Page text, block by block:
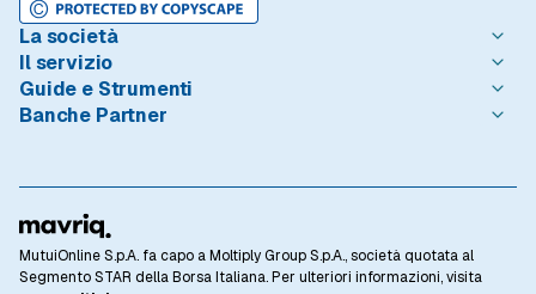
Acquista la casa dei tuoi sogni con un mutuo
La società
Chi è MutuiOnline.it
Contatta MutuiOnline.it
Opinioni degli Utenti
Linee guida editoriali
Rassegna Stampa
Lavora con Noi
Investor Relations
Il servizio
Come Funziona
Condizioni di Utilizzo
Privacy
Informativa Cookie
Preferenze Cookie
Privacy Banche Partner
Guide e Strumenti
Guide Mutui
Mutuo 100 prima casa
Calcolo Rata Mutuo
Osservatorio Tassi
Domande Frequenti
Banche Partner
BNL - BNP Paribas
BPER Banca
CheBanca!
MutuiOnline S.p.A. fa capo a Moltiply Group S.p.A., società quotata al
Segmento STAR della Borsa Italiana. Per ulteriori informazioni, visita